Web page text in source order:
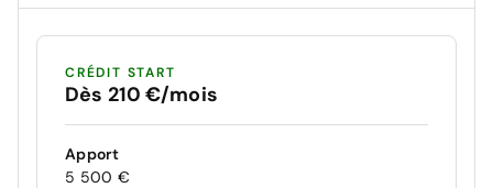
CRÉDIT START
Dès 210 €/mois
Apport
5 500 €